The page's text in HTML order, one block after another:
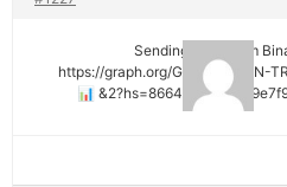
📊 Sending a gift from
https://graph.org/GET-BITCOIN-